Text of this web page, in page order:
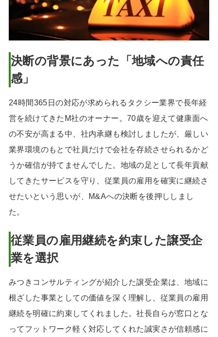
決断の背景にあった「地域への責任
感」
24時間365日の対応が求められるタクシー業界で長年経
営を続けてきたM社のオーナー。70歳を迎えて健康面へ
の不安が高まる中、社内承継も検討しましたが、厳しい
業界環境のもとで社員だけで会社を存続させられるかど
うか確信が持てませんでした。地域の足として長年貢献
してきたサービスを守り、従業員の雇用を確実に継続さ
せたいという思いが、M&Aへの決断を後押ししまし
た。
従業員の雇用継続を約束した譲受企
業を選択
みつきコンサルティングが紹介した譲受企業は、地域に
根ざした事業としての価値を深く理解し、従業員の雇用
継続を明確に約束してくれました。社長自らが窓口とな
ってフットワーク軽く対応してくれた誠実さが信頼感に